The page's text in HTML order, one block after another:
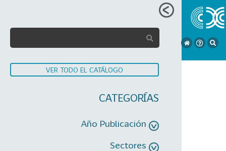
VER TODO EL CATÁLOGO
CATEGORÍAS
Año Publicación
Sectores